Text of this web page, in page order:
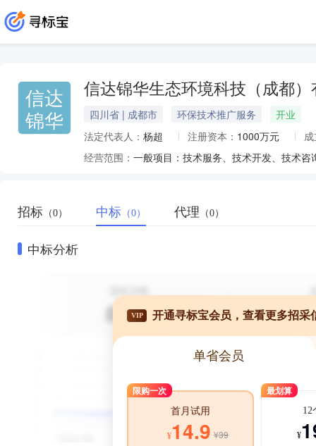
信达
锦华
信达锦华生态环境科技（成都）
四川省 | 成都市 环保技术推广服务
开业
法定代表人： 杨超 注册资本： 1000万元
经营范围：
招标 （0） 中标 （0） 代理 （0）
中标分析
VIP 开通寻标宝会员，查看更多招采
单省会员
限购一次
首月试用
¥14.9 ¥39
最划算
12
¥